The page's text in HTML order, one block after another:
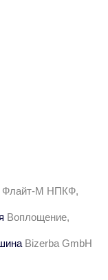
Флайт-М НПКФ,
Воплощение,
Bizerba GmbH